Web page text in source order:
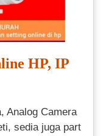
HP, IP
Analog Camera
sedia juga part